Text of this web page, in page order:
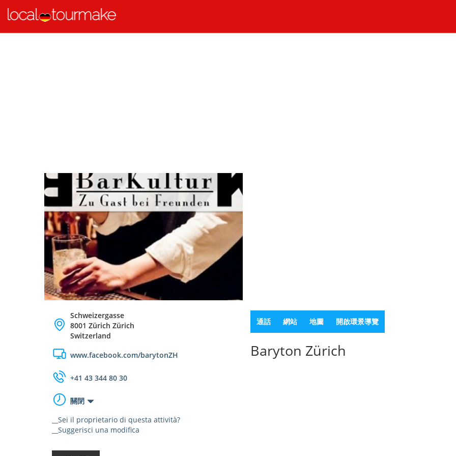
Schweizergasse
8001 Zürich Zürich
Switzerland
www.facebook.com/barytonZH
+41 43 344 80 30
關閉
__Sei il proprietario di questa attività?
__Suggerisci una modifica
通話 網站 地圖 開啟環景導覽
Baryton Zürich